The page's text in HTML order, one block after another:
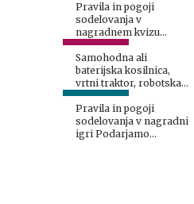
Pravila in pogoji
sodelovanja v
nagradnem kvizu
Kakšen dopust je
najprimernejši za vas?
Samohodna ali
baterijska kosilnica,
vrtni traktor, robotska
kosilnica ali motorna
kosa?
Pravila in pogoji
sodelovanja v nagradni
igri Podarjamo